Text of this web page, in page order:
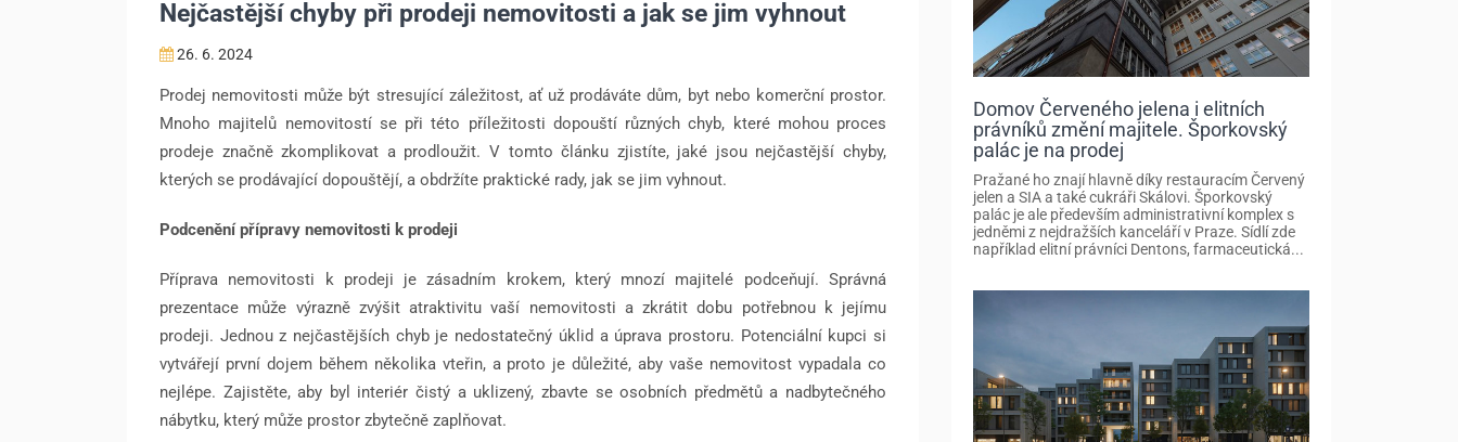
Nejčastější chyby při prodeji nemovitosti a jak se jim vyhnout
26. 6. 2024
Prodej nemovitosti může být stresující záležitost, ať už prodáváte dům, byt nebo komerční prostor.
Mnoho majitelů nemovitostí se při této příležitosti dopouští různých chyb, které mohou proces
prodeje značně zkomplikovat a prodloužit. V tomto článku zjistíte, jaké jsou nejčastější chyby,
kterých se prodávající dopouštějí, a obdržíte praktické rady, jak se jim vyhnout.
Podcenění přípravy nemovitosti k prodeji
Příprava nemovitosti k prodeji je zásadním krokem, který mnozí majitelé podceňují. Správná
prezentace může výrazně zvýšit atraktivitu vaší nemovitosti a zkrátit dobu potřebnou k jejímu
prodeji. Jednou z nejčastějších chyb je nedostatečný úklid a úprava prostoru. Potenciální kupci si
vytvářejí první dojem během několika vteřin, a proto je důležité, aby vaše nemovitost vypadala co
nejlépe. Zajistěte, aby byl interiér čistý a uklizený, zbavte se osobních předmětů a nadbytečného
nábytku, který může prostor zbytečně zaplňovat.
Domov Červeného jelena i elitních
právníků změní majitele. Šporkovský
palác je na prodej
Pražané ho znají hlavně díky restauracím Červený
jelen a SIA a také cukráři Skálovi. Šporkovský
palác je ale především administrativní komplex s
jedněmi z nejdražších kanceláří v Praze. Sídlí zde
například elitní právníci Dentons, farmaceutická...